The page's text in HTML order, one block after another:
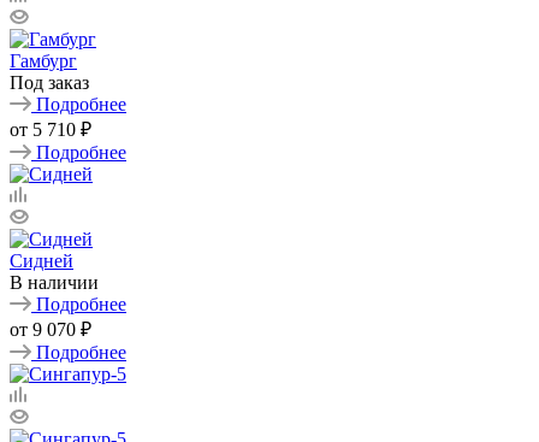
Гамбург
Под заказ
Подробнее
от 5 710 ₽
Подробнее
Сидней
В наличии
Подробнее
от 9 070 ₽
Подробнее